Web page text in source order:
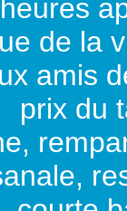
de la
amis
prix du